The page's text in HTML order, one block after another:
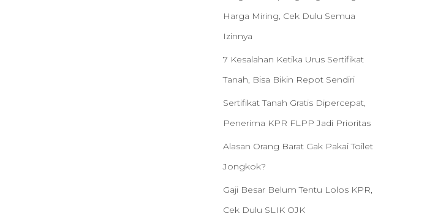
Harga Miring, Cek Dulu Semua
Izinnya
7 Kesalahan Ketika Urus Sertifikat
Tanah, Bisa Bikin Repot Sendiri
Sertifikat Tanah Gratis Dipercepat,
Penerima KPR FLPP Jadi Prioritas
Alasan Orang Barat Gak Pakai Toilet
Jongkok?
Gaji Besar Belum Tentu Lolos KPR,
Cek Dulu SLIK OJK